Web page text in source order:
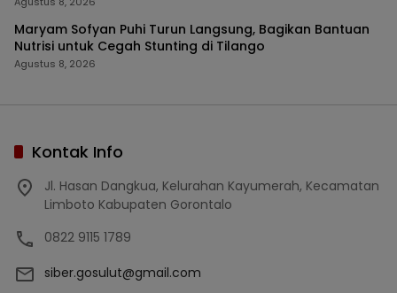
Maryam Sofyan Puhi Turun Langsung, Bagikan Bantuan
Nutrisi untuk Cegah Stunting di Tilango
Agustus 8, 2026
Kontak Info
Jl. Hasan Dangkua, Kelurahan Kayumerah, Kecamatan
Limboto Kabupaten Gorontalo
0822 9115 1789
siber.gosulut@gmail.com